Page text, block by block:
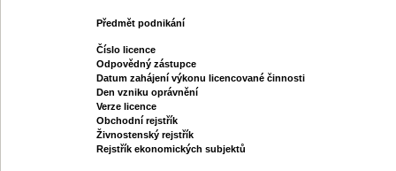
Předmět podnikání
Číslo licence
Odpovědný zástupce
Datum zahájení výkonu licencované činnosti
Den vzniku oprávnění
Verze licence
Obchodní rejstřík
Živnostenský rejstřík
Rejstřík ekonomických subjektů